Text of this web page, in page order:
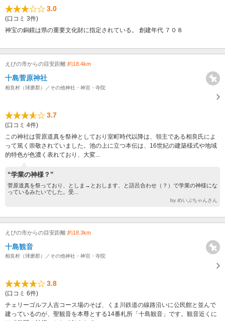
3.0
(口コミ 3件)
神宝の銅鏡は県の重要文化財に指定されている。 創建年代 ７０８
えびの市からの目安距離 約18.4km
十島菅原神社
相良村（球磨郡）／その他神社・神宮・寺院
3.7
(口コミ 4件)
この神社は菅原道真を祭神としており室町時代以降は、領主である相良氏によ
って篤く崇敬されていました。池の上に立つ本伝は、16世紀の建築様式や地域
的特色が色濃く表れており、大変...
“学業の神様？”
菅原道真を祭っており、としま→とおします、と語呂合わせ（？）で学業の神様にな
っているみたいでした。受...
by めいぷちゃんさん
えびの市からの目安距離 約18.3km
十島観音
相良村（球磨郡）／その他神社・神宮・寺院
3.8
(口コミ 6件)
チェリーゴルフ人吉コース場のそば、くま川鉄道の線路沿いに公民館と並んで
建っているのが、聖観音を本尊とする14番札所「十島観音」です。観音近くに